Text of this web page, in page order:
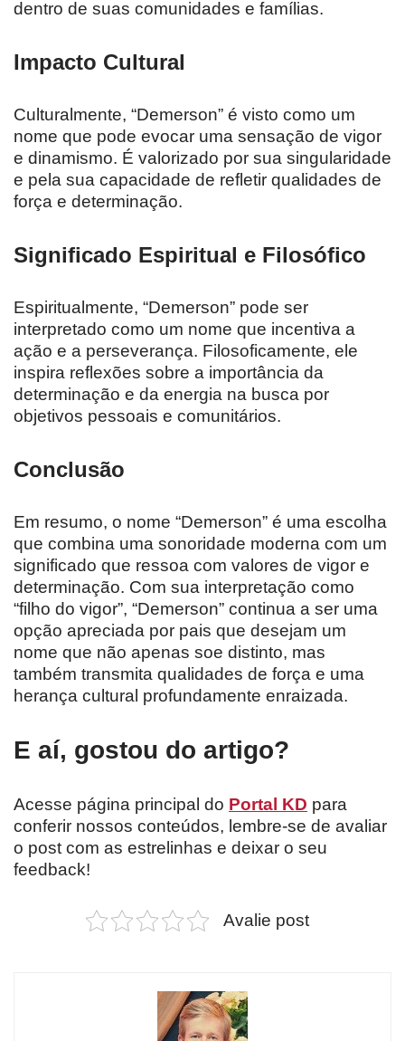
dentro de suas comunidades e famílias.
Impacto Cultural
Culturalmente, “Demerson” é visto como um
nome que pode evocar uma sensação de vigor
e dinamismo. É valorizado por sua singularidade
e pela sua capacidade de refletir qualidades de
força e determinação.
Significado Espiritual e Filosófico
Espiritualmente, “Demerson” pode ser
interpretado como um nome que incentiva a
ação e a perseverança. Filosoficamente, ele
inspira reflexões sobre a importância da
determinação e da energia na busca por
objetivos pessoais e comunitários.
Conclusão
Em resumo, o nome “Demerson” é uma escolha
que combina uma sonoridade moderna com um
significado que ressoa com valores de vigor e
determinação. Com sua interpretação como
“filho do vigor”, “Demerson” continua a ser uma
opção apreciada por pais que desejam um
nome que não apenas soe distinto, mas
também transmita qualidades de força e uma
herança cultural profundamente enraizada.
E aí, gostou do artigo?
Acesse página principal do Portal KD para
conferir nossos conteúdos, lembre-se de avaliar
o post com as estrelinhas e deixar o seu
feedback!
Avalie post